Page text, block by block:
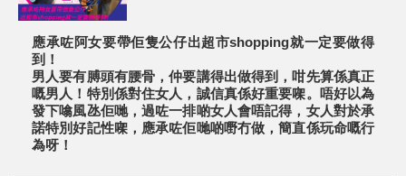
應承咗阿女要帶佢隻公仔出超市shopping就一定要做得
到！
男人要有膊頭有腰⻣，仲要講得出做得到，咁先算係真正
嘅男人！特別係對住女人，誠信真係好重要㗎。唔好以為
發下噏風氹佢哋，過咗一排啲女人會唔記得，女人對於承
諾特別好記性㗎，應承咗佢哋啲嘢冇做，簡直係玩命嘅行
為呀！